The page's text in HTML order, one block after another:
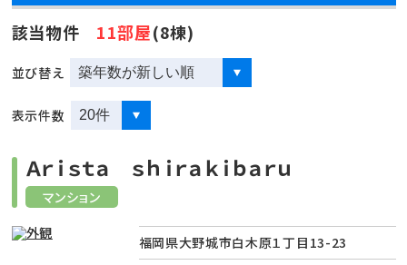
該当物件 11部屋(8棟)
並び替え
表示件数
マンション
Ａｒｉｓｔａ ｓｈｉｒａｋｉｂａｒｕ
福岡県大野城市白木原１丁目13-23